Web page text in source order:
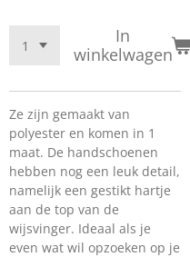
In
winkelwagen
Ze zijn gemaakt van
polyester en komen in 1
maat. De handschoenen
hebben nog een leuk detail,
namelijk een gestikt hartje
aan de top van de
wijsvinger. Ideaal als je
even wat wil opzoeken op je